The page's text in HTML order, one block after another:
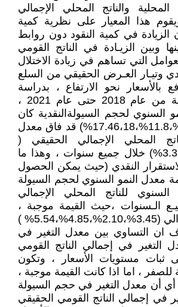
والناتج المحلي الإجمالي
ويقوم هذا المعيار على نظرية كمية
الزيادة في كمية النقود دون روابط
وبين الزيـادة في الناتج القومي
التي تساهم في زيادة الاختلال
وتيـار العـرض الحقيقي من السلع
بالأسعار نحو الارتفاع ، بدراسة
الارقام الواردة بداية من عام 2018 حتى عام 2021 ،
السنوي لحجم السيولةالنقدية كان
على التوالي (18.3%،11.8%،17.46،18%) قد فاق معدل
المحلي الإجمالي الحقيقي (
5.3%،5.6%،3.6%،3.3%) خلال جميع سنوات ، وهذا ما
النقدي (حيث يمكن الحصول
معدل النمو السنوي لحجم السيولة
للناتج المحلي الإجمالي
الـسنوات ،حيث القيمة موجبة ،
التي كانت على التوالي (3.45%،2.10%،4.85%،5.54% )
ان التساوي بين معدل التغير في
التغير في إجمالي الناتج القومي
ثبات مستويات الأسعار ، وتكون
للصفر ، اما اذا كانت القيمة موجبة ،
أي أن معدل التغير في حجم السيولة
في إجمالي الناتج القومي الحقيقي